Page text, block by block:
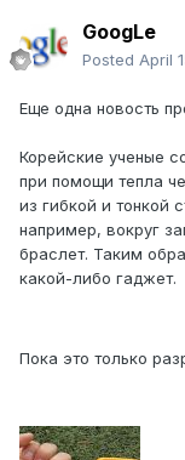
GoogLe
Posted April
Еще одна новость
Корейские ученые
при помощи тепла
из гибкой и тонкой
например, вокруг
браслет. Таким
какой-либо гаджет.
Пока это только